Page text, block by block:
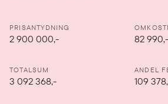
PRISANTYDNING
2 900 000,- 82 990,-
TOTALSUM
3 092 368,-
ANDEL
109